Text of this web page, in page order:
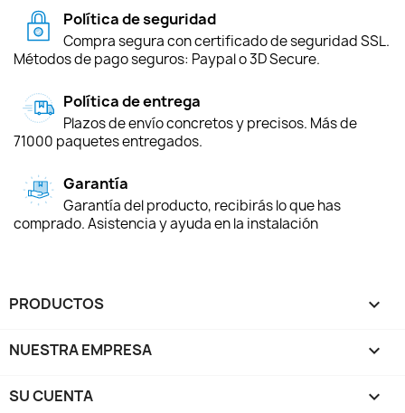
Política de seguridad
Compra segura con certificado de seguridad SSL.
Métodos de pago seguros: Paypal o 3D Secure.
Política de entrega
Plazos de envío concretos y precisos. Más de
71000 paquetes entregados.
Garantía
Garantía del producto, recibirás lo que has
comprado. Asistencia y ayuda en la instalación
PRODUCTOS 
NUESTRA EMPRESA 
SU CUENTA 